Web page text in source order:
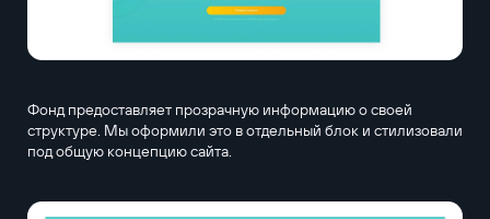
Фонд предоставляет прозрачную информацию о своей
структуре. Мы оформили это в отдельный блок и стилизовали
под общую концепцию сайта.